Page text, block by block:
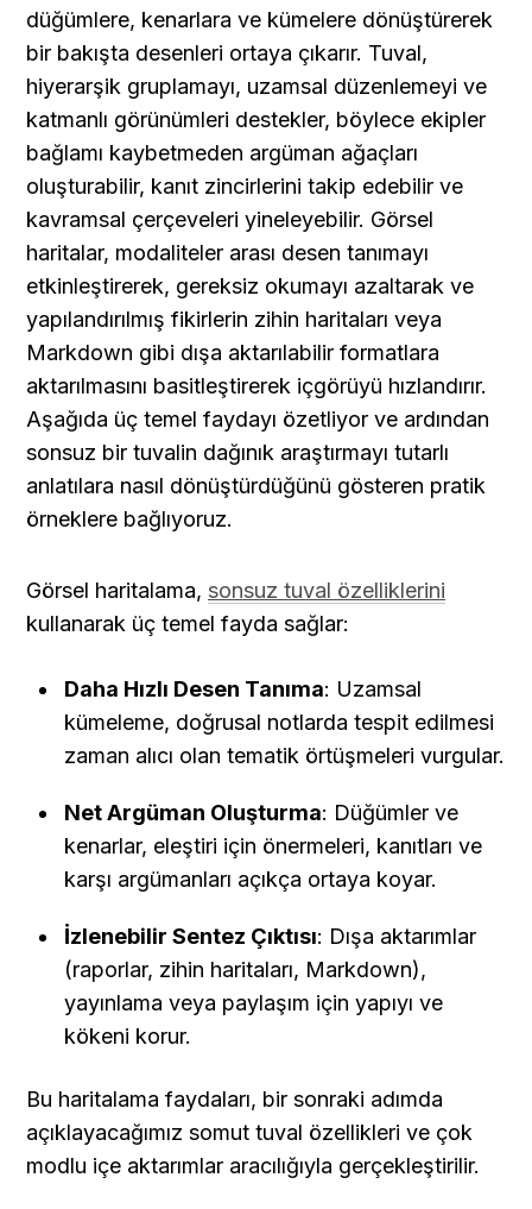
düğümlere, kenarlara ve kümelere dönüştürerek
bir bakışta desenleri ortaya çıkarır. Tuval,
hiyerarşik gruplamayı, uzamsal düzenlemeyi ve
katmanlı görünümleri destekler, böylece ekipler
bağlamı kaybetmeden argüman ağaçları
oluşturabilir, kanıt zincirlerini takip edebilir ve
kavramsal çerçeveleri yineleyebilir. Görsel
haritalar, modaliteler arası desen tanımayı
etkinleştirerek, gereksiz okumayı azaltarak ve
yapılandırılmış fikirlerin zihin haritaları veya
Markdown gibi dışa aktarılabilir formatlara
aktarılmasını basitleştirerek içgörüyü hızlandırır.
Aşağıda üç temel faydayı özetliyor ve ardından
sonsuz bir tuvalin dağınık araştırmayı tutarlı
anlatılara nasıl dönüştürdüğünü gösteren pratik
örneklere bağlıyoruz.
Görsel haritalama, sonsuz tuval özelliklerini
kullanarak üç temel fayda sağlar:
Daha Hızlı Desen Tanıma: Uzamsal
kümeleme, doğrusal notlarda tespit edilmesi
zaman alıcı olan tematik örtüşmeleri vurgular.
Net Argüman Oluşturma: Düğümler ve
kenarlar, eleştiri için önermeleri, kanıtları ve
karşı argümanları açıkça ortaya koyar.
İzlenebilir Sentez Çıktısı: Dışa aktarımlar
(raporlar, zihin haritaları, Markdown),
yayınlama veya paylaşım için yapıyı ve
kökeni korur.
Bu haritalama faydaları, bir sonraki adımda
açıklayacağımız somut tuval özellikleri ve çok
modlu içe aktarımlar aracılığıyla gerçekleştirilir.